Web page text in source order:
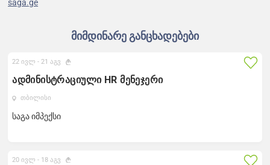
saga.ge
მიმდინარე განცხადებები
ადმინისტრაციული HR მენეჯერი
თბილისი
საგა იმპექსი
22 ივლ -21 აგვ
20 ივლ - 18 აგვ